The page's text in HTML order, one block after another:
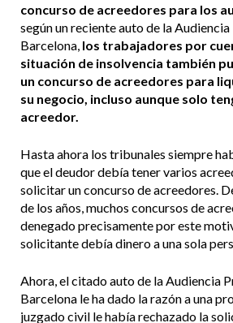
concurso de acreedores para los
según un reciente auto de la
Barcelona, los trabajadores por
situación de insolvencia también
un concurso de acreedores para
su negocio, incluso aunque solo
acreedor.
Hasta ahora los tribunales siempre
que el deudor debía tener varios
solicitar un concurso de acreedores.
de los años, muchos concursos de
denegado precisamente por este
solicitante debía dinero a una sola
Ahora, el citado auto de la Audiencia
Barcelona le ha dado la razón a una
juzgado civil le había rechazado la